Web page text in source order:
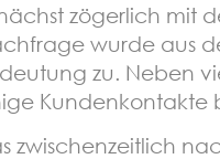
zögerlich mit
wurde aus
zu. Neben
Kundenkontakte
zwischenzeitlich